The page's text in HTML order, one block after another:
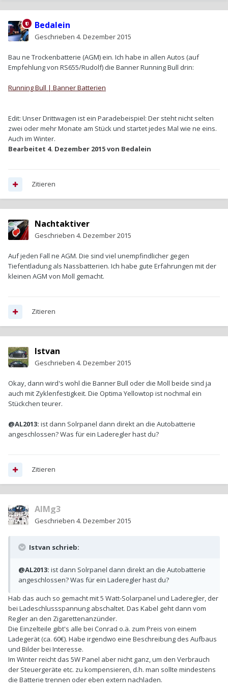
Bedalein
Geschrieben 4. Dezember 2015
Bau ne Trockenbatterie (AGM) ein. Ich habe in allen Autos (auf
Empfehlung von RS655/Rudolf) die Banner Running Bull drin:
Running Bull | Banner Batterien
Edit: Unser Drittwagen ist ein Paradebeispiel: Der steht nicht selten
zwei oder mehr Monate am Stück und startet jedes Mal wie ne eins.
Auch im Winter.
Bearbeitet 4. Dezember 2015von Bedalein
Zitieren
Nachtaktiver
Geschrieben 4. Dezember 2015
Auf jeden Fall ne AGM. Die sind viel unempfindlicher gegen
Tiefentladung als Nassbatterien. Ich habe gute Erfahrungen mit der
kleinen AGM von Moll gemacht.
Zitieren
Istvan
Geschrieben 4. Dezember 2015
Okay, dann wird's wohl die Banner Bull oder die Moll beide sind ja
auch mit Zyklenfestigkeit. Die Optima Yellowtop ist nochmal ein
Stückchen teurer.
@AL2013: ist dann Solrpanel dann direkt an die Autobatterie
angeschlossen? Was für ein Laderegler hast du?
Zitieren
AlMg3
Geschrieben 4. Dezember 2015
Istvan schrieb:
@AL2013: ist dann Solrpanel dann direkt an die Autobatterie
angeschlossen? Was für ein Laderegler hast du?
Hab das auch so gemacht mit 5 Watt-Solarpanel und Laderegler, der
bei Ladeschlussspannung abschaltet. Das Kabel geht dann vom
Regler an den Zigarettenanzünder.
Die Einzelteile gibt's alle bei Conrad o.ä. zum Preis von einem
Ladegerät (ca. 60€). Habe irgendwo eine Beschreibung des Aufbaus
und Bilder bei Interesse.
Im Winter reicht das 5W Panel aber nicht ganz, um den Verbrauch
der Steuergeräte etc. zu kompensieren, d.h. man sollte mindestens
die Batterie trennen oder eben extern nachladen.